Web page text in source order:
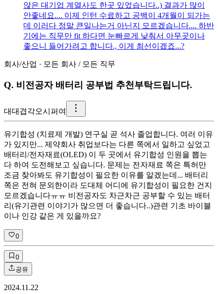
않은 대기업 계열사도 한곳 있었습니다..) 결과가 많이
안좋네요.... 이제 인턴 수료하고 공백이 4개월이 되가는
데 이러다 정말 큰일나는거 아닌지 모르겠습니다.... 하반
기에는 직무만 fit 하다면 눈빠르게 낮춰서 아무곳이나
좋으니 들어가려고 합니다., 이게 최선이겠죠...?
회사/산업 · 모든 회사 / 모든 직무
Q. 비전공자 배터리 공부법 추천부탁드립니다.
대대겹각오시퍼여
유기합성 (치료제 개발) 연구실 곧 석사 졸업합니다. 여러 이유
가 있지만... 제약회사 취업보다는 다른 쪽에서 일하고 싶었고
배터리/전자재료(OLED) 이 두 곳에서 유기합성 인원을 뽑는
다 하여 도전해보고 싶습니다. 문제는 전자재료 쪽은 특허만
조금 찾아봐도 유기합성이 필요한 이유를 알겠는데... 배터리
쪽은 전혀 문외한이라 도대체 어디에 유기합성이 필요한 건지
모르겠습니다ㅠㅠ 비전공자도 차근차근 공부할 수 있는 배터
리(유기관련 이야기가 많으면 더 좋습니다..)관련 기초 바이블
이나 인강 같은 게 있을까요?
0
0
공유
2024.11.22